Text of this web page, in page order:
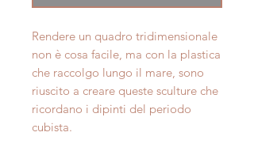
Rendere un quadro tridimensionale
non è cosa facile, ma con la plastica
che raccolgo lungo il mare, sono
riuscito a creare queste sculture che
ricordano i dipinti del periodo
cubista.